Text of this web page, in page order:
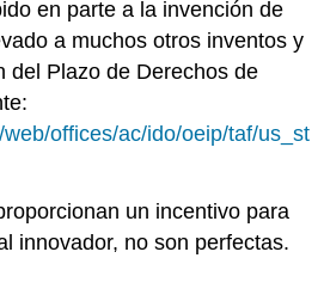
en parte a la invención de
a muchos otros inventos y
del Plazo de Derechos de
offices/ac/ido/oeip/taf/us_st
un incentivo para
innovador, no son perfectas.